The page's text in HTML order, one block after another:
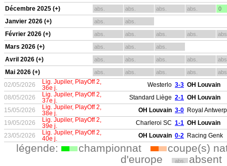
Décembre 2025 (+) abs. abs. abs. abs. 0
Janvier 2026 (+) abs. abs.
Février 2026 (+) abs. abs. abs. abs.
Mars 2026 (+) abs. abs. abs.
Avril 2026 (+) abs. abs. abs. abs.
Mai 2026 (+) abs. abs. abs. abs.
02/05/2026
Lig. Jupiler, PlayOff 2,
36e j.
Westerlo 3-3 OH Louvain
08/05/2026
Lig. Jupiler, PlayOff 2,
37e j.
Standard Liège 2-1 OH Louvain
15/05/2026
Lig. Jupiler, PlayOff 2,
38e j.
OH Louvain 3-0 Royal Antwerp
19/05/2026
Lig. Jupiler, PlayOff 2,
39e j.
Charleroi SC 1-1 OH Louvain
23/05/2026
Lig. Jupiler, PlayOff 2,
40e j.
OH Louvain 0-2 Racing Genk
légende: championnat
coupe(s)
d'europe
abs. absent